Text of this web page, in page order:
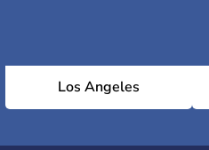
Los Angeles